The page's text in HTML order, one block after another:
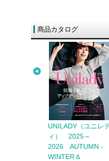
商品カタログ
UNILADY（ユニレデ
ィ） 2025～
2026 AUTUMN -
WINTER＆